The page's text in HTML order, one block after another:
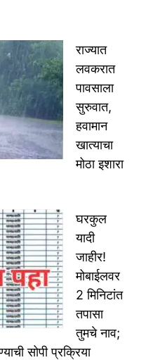
राज्यात
लवकरात
पावसाला
सुरुवात,
हवामान
खात्याचा
मोठा इशारा
घरकुल
यादी
जाहीर!
मोबाईलवर
2 मिनिटांत
तपासा
तुमचे नाव;
सोपी प्रक्रिया